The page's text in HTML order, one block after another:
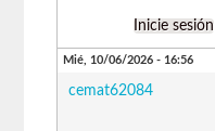
Inicie sesión
Mié, 10/06/2026 - 16:56
cemat62084